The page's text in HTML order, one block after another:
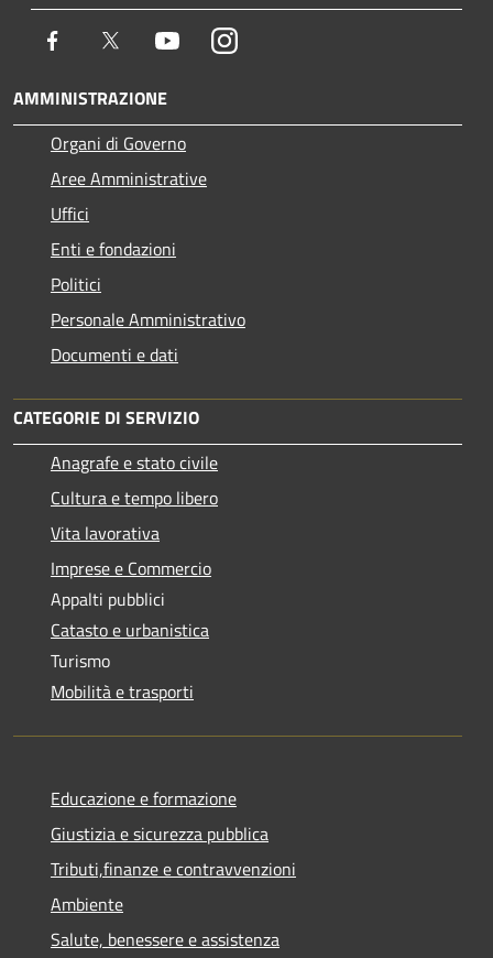
Facebook Twitter YoutubeInstagram
AMMINISTRAZIONE
Organi di Governo
Aree Amministrative
Uffici
Enti e fondazioni
Politici
Personale Amministrativo
Documenti e dati
CATEGORIE DI SERVIZIO
Anagrafe e stato civile
Cultura e tempo libero
Vita lavorativa
Imprese e Commercio
Appalti pubblici
Catasto e urbanistica
Turismo
Mobilità e trasporti
Educazione e formazione
Giustizia e sicurezza pubblica
Tributi,finanze e contravvenzioni
Ambiente
Salute, benessere e assistenza